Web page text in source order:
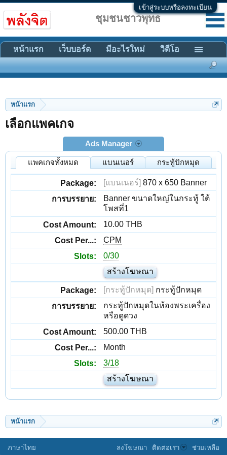
เข้าสู่ระบบหรือลงทะเบียน
หน้าแรก
เลือกแพคเกจ
Ads Manager
แพคเกจทั้งหมด แบนเนอร์ กระทู้ปักหมุด
[แบนเนอร์] 870 x 650 Banner
Banner ขนาดใหญ่ในกระทู้ ใต้
โพสที่1
10.00 THB
CPM
0/30
สร้างโฆษณา
[กระทู้ปักหมุด] กระทู้ปักหมุด
กระทู้ปักหมุดในห้องพระเครื่อง
หรือดูดวง
500.00 THB
Month
3/18
สร้างโฆษณา
หน้าแรก
ชุมชนชาวพุทธ
หน้าแรก เว็บบอร์ด มีอะไรใหม่ วิดีโอ
ภาษาไทย ลงโฆษณา ติดต่อเรา ช่วยเหลือ